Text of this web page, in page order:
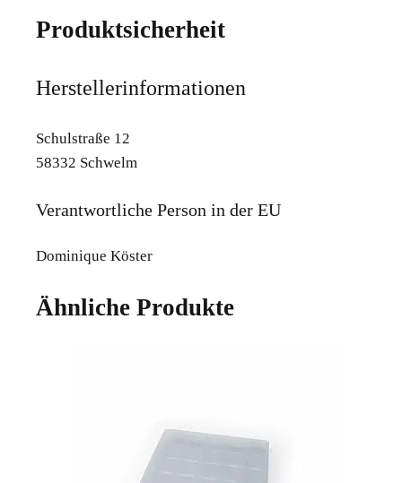
Produktsicherheit
Herstellerinformationen
Schulstraße 12
58332 Schwelm
Verantwortliche Person in der EU
Dominique Köster
Ähnliche Produkte